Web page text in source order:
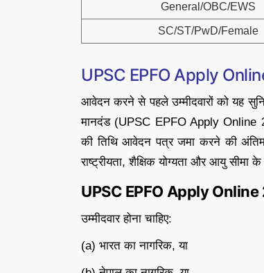
General/OBC/EWS
SC/ST/PwD/Female
UPSC EPFO Apply
आवेदन करने से पहले उम्मीदवारों को यह
मानदंड (UPSC EPFO Apply Online
की तिथि आवेदन पत्र जमा करने की
राष्ट्रीयता, शैक्षिक योग्यता और आयु सीमा के
UPSC EPFO Apply
उम्मीदवार होना चाहिए:
(a) भारत का नागरिक, या